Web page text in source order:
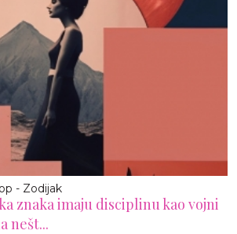
- Zodijak
znaka imaju disciplinu kao vojni
nešt...